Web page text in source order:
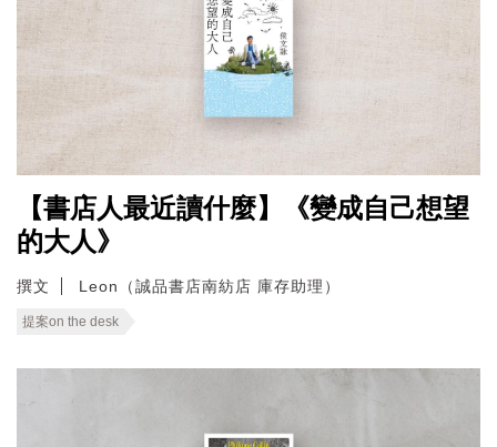
【書店人最近讀什麼】《變成自己想望
的大人》
撰文 Leon（誠品書店南紡店 庫存助理）
提案on the desk